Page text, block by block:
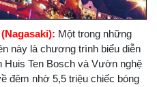
Một trong những
này là chương trình biểu diễn
Huis Ten Bosch và Vườn nghệ
đêm nhờ 5,5 triệu chiếc bóng